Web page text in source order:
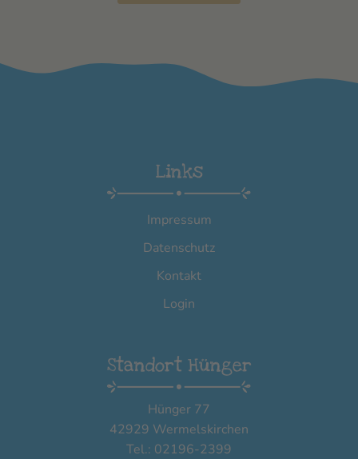
Links
Impressum
Datenschutz
Kontakt
Login
Standort Hünger
Hünger 77
42929 Wermelskirchen
Tel.: 02196-2399